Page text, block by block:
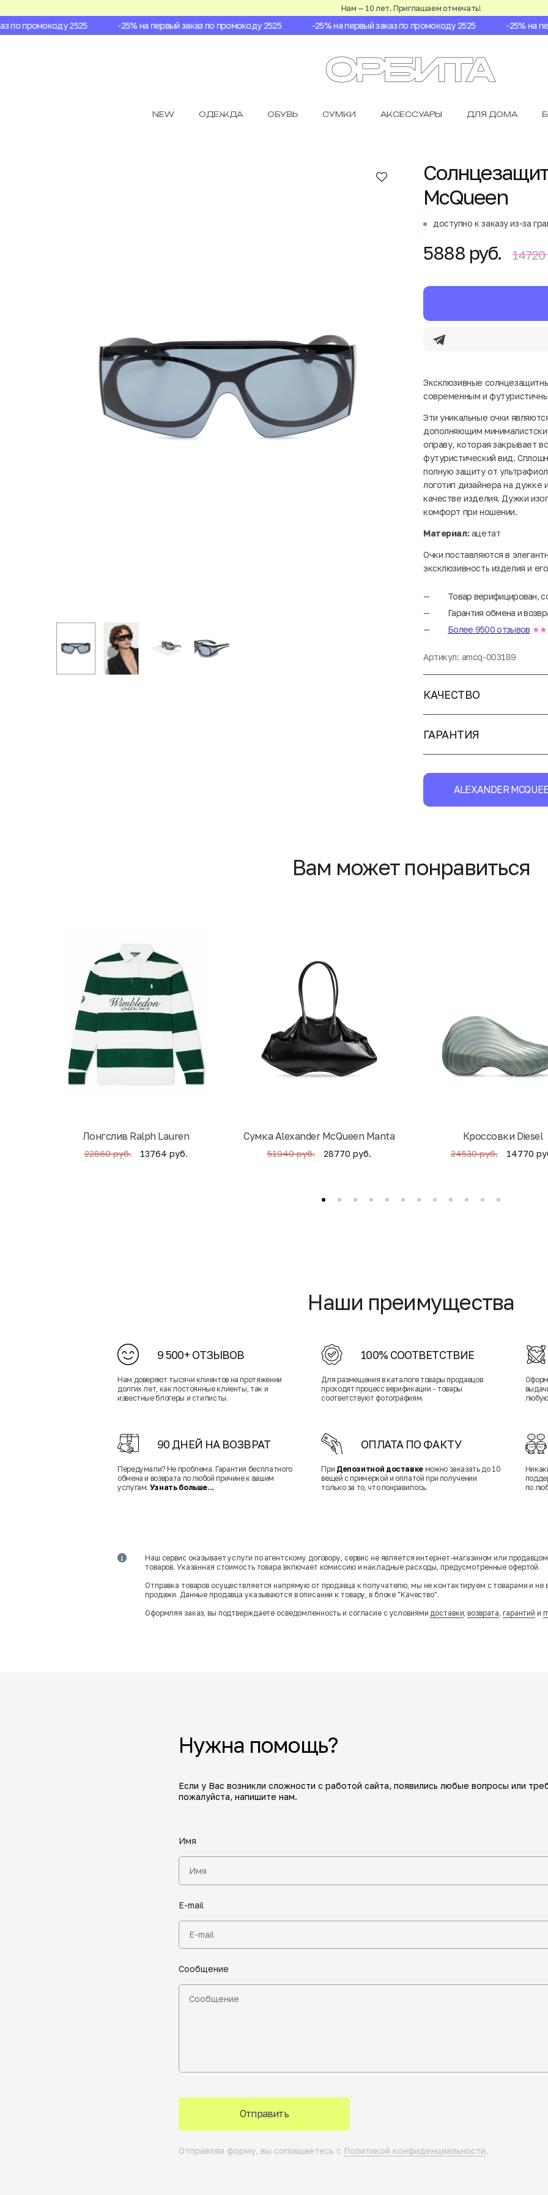
Нам — 10 лет. Приглашаем отмечать!
промокоду 2525 -25% на первый заказ по промокоду 2525 -25% на первый заказ по промокоду 2525 -25% на
NEW ОДЕЖДА ОБУВЬ СУМКИ АКСЕССУАРЫ ДЛЯ ДОМА
McQueen
доступно к заказу из-за
5888 руб. 14720
Эксклюзивные
современным и
Эти уникальные очки
дополняющим
оправу, которая закрывает
футуристический вид.
полную защиту от
логотип дизайнера на дужке
качестве изделия. Дужки
комфорт при ношении.
Материал:ацетат
Очки поставляются в
эксклюзивность изделия и
Товар верифицирован,
Гарантия обмена и
Более 9500 отзывов
Артикул: amcq-003189
КАЧЕСТВО
ГАРАНТИЯ
ALEXANDER
Вам может понравиться
Лонгслив Ralph Lauren
22860 руб. 13764 руб.
Cумка Alexander McQueen Manta
51940 руб. 28770 руб.
Кроссовки Diesel
24530 руб. 14770
Наши преимущества
9 500+ ОТЗЫВОВ
Нам доверяют тысячи клиентов на протяжении
долгих лет, как постоянные клиенты, так и
известные блогеры и стилисты.
100% СООТВЕТСТВИЕ
Для размещения в каталоге товары продавцов
проходят процесс верификации - товары
соответствуют фотографиям.
90 ДНЕЙ НА ВОЗВРАТ
Передумали? Не проблема. Гарантия бесплатного
обмена и возврата по любой причине к вашим
услугам. Узнать больше...
ОПЛАТА ПО ФАКТУ
При Депозитной доставке можно заказать до 10
вещей с примеркой и оплатой при получении
только за то, что понравилось.
по
Наш сервис оказывает услуги по агентскому договору, сервис не является интернет-магазином или
товаров. Указанная стоимость товара включает комиссию и накладные расходы, предусмотренные офертой.
Отправка товаров осуществляется напрямую от продавца к получателю, мы не контактируем с товарами и
продажи. Данные продавца указываются в описании к товару, в блоке "Качество".
Оформляя заказ, вы подтверждаете осведомленность и согласие с условиямидоставки,возврата, гарантий и
Нужна помощь?
Если у Вас возникли сложности с работой сайта, появились любые вопросы или
пожалуйста, напишите нам.
Имя
E-mail
Сообщение
Отправить
Отправляя форму, вы соглашаетесь с Политикой конфиденциальности.